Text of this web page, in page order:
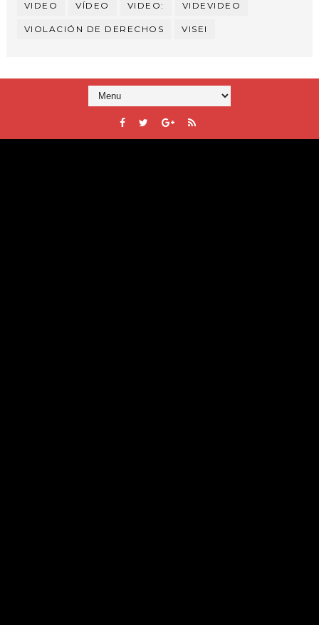
VIDEO VÍDEO VIDEO: VIDEVIDEO
VIOLACIÓN DE DERECHOS VISEI